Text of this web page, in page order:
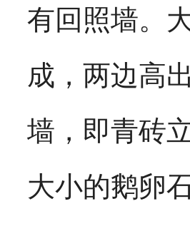
有回照墙。
成，两边高
墙，即青砖
大小的鹅卵